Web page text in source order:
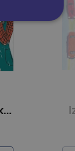
Neredzamie plāksterīši